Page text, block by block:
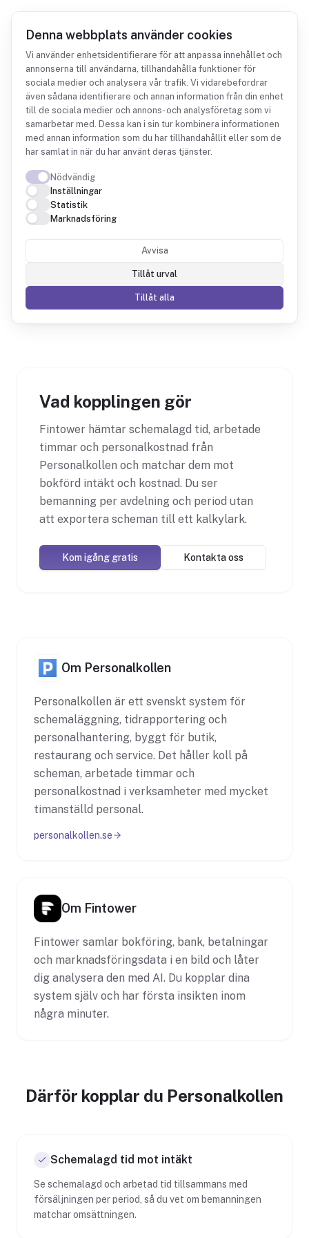
Denna webbplats använder cookies
Vi använder enhetsidentifierare för att anpassa innehållet och
annonserna till användarna, tillhandahålla funktioner för
sociala medier och analysera vår trafik. Vi vidarebefordrar
även sådana identifierare och annan information från din enhet
till de sociala medier och annons- och analysföretag som vi
samarbetar med. Dessa kan i sin tur kombinera informationen
med annan information som du har tillhandahållit eller som de
har samlat in när du har använt deras tjänster.
Nödvändig
Inställningar
Statistik
Marknadsföring
Avvisa
Tillåt urval
Tillåt alla
Integrationer Personalkollen
Personalkollen +
Fintower
Fintower läser scheman, arbetade timmar och
personalkostnad från Personalkollen och
kopplar dem till din bokförda intäkt, så du ser
bemanningen mot försäljningen direkt.
Vad kopplingen gör
Fintower hämtar schemalagd tid, arbetade
timmar och personalkostnad från
Personalkollen och matchar dem mot
bokförd intäkt och kostnad. Du ser
bemanning per avdelning och period utan
att exportera scheman till ett kalkylark.
Kom igång gratis Kontakta oss
Om Personalkollen
Personalkollen är ett svenskt system för
schemaläggning, tidrapportering och
personalhantering, byggt för butik,
restaurang och service. Det håller koll på
scheman, arbetade timmar och
personalkostnad i verksamheter med mycket
timanställd personal.
personalkollen.se
Om Fintower
Fintower samlar bokföring, bank, betalningar
och marknadsföringsdata i en bild och låter
dig analysera den med AI. Du kopplar dina
system själv och har första insikten inom
några minuter.
Därför kopplar du Personalkollen
Schemalagd tid mot intäkt
Se schemalagd och arbetad tid tillsammans med
försäljningen per period, så du vet om bemanningen
matchar omsättningen.